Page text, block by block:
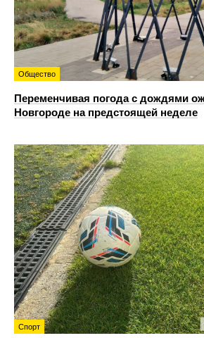
Общество
Переменчивая погода с дождями
Новгороде на предстоящей неделе
Спорт